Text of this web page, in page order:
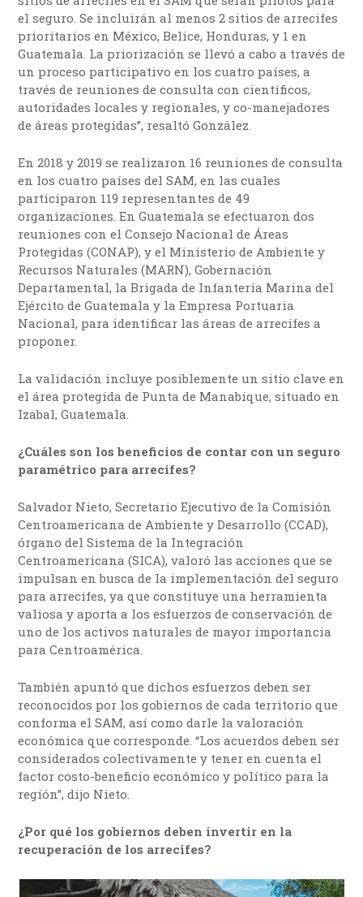
el seguro. Se incluirán al menos 2 sitios de arrecifes
prioritarios en México, Belice, Honduras, y 1 en
Guatemala. La priorización se llevó a cabo a través de
un proceso participativo en los cuatro países, a
través de reuniones de consulta con científicos,
autoridades locales y regionales, y co-manejadores
de áreas protegidas”, resaltó González.
En 2018 y 2019 se realizaron 16 reuniones de consulta
en los cuatro países del SAM, en las cuales
participaron 119 representantes de 49
organizaciones. En Guatemala se efectuaron dos
reuniones con el Consejo Nacional de Áreas
Protegidas (CONAP), y el Ministerio de Ambiente y
Recursos Naturales (MARN), Gobernación
Departamental, la Brigada de Infantería Marina del
Ejército de Guatemala y la Empresa Portuaria
Nacional, para identificar las áreas de arrecifes a
proponer.
La validación incluye posiblemente un sitio clave en
el área protegida de Punta de Manabique, situado en
Izabal, Guatemala.
¿Cuáles son los beneficios de contar con un seguro
paramétrico para arrecifes?
Salvador Nieto, Secretario Ejecutivo de la Comisión
Centroamericana de Ambiente y Desarrollo (CCAD),
órgano del Sistema de la Integración
Centroamericana (SICA), valoró las acciones que se
impulsan en busca de la implementación del seguro
para arrecifes, ya que constituye una herramienta
valiosa y aporta a los esfuerzos de conservación de
uno de los activos naturales de mayor importancia
para Centroamérica.
También apuntó que dichos esfuerzos deben ser
reconocidos por los gobiernos de cada territorio que
conforma el SAM, así como darle la valoración
económica que corresponde. “Los acuerdos deben ser
considerados colectivamente y tener en cuenta el
factor costo-beneficio económico y político para la
región”, dijo Nieto.
¿Por qué los gobiernos deben invertir en la
recuperación de los arrecifes?